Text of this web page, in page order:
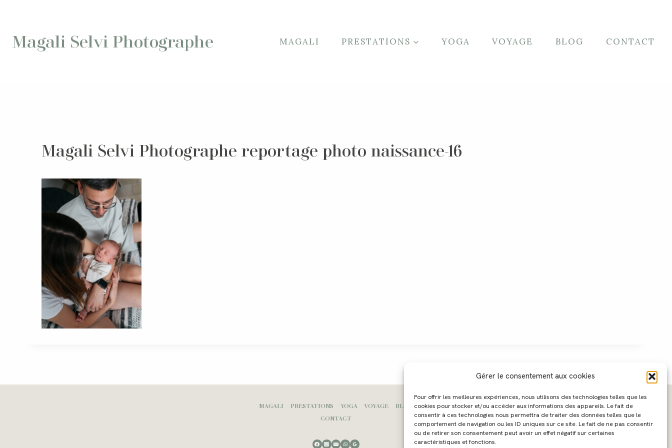
Gérer le consentement aux cookies
Pour offrir les meilleures expériences, nous utilisons des technologies telles que les
cookies pour stocker et/ou accéder aux informations des appareils. Le fait de
consentir à ces technologies nous permettra de traiter des données telles que le
comportement de navigation ou les ID uniques sur ce site. Le fait de ne pas consentir
ou de retirer son consentement peut avoir un effet négatif sur certaines
caractéristiques et fonctions.
Magali Selvi Photographe MAGALI PRESTATIONS YOGA VOYAGE BLOG CONTACT
Magali Selvi Photographe reportage photo naissance-16
MAGALI PRESTATIONS YOGA VOYAGE
BLOG
CONTACT